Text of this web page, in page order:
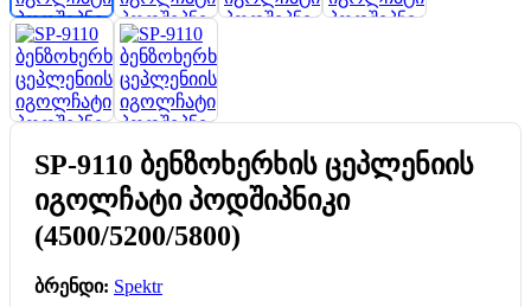
SP-9110 ბენზოხერხის ცეპლენიის
იგოლჩატი პოდშიპნიკი
(4500/5200/5800)
ბრენდი: Spektr